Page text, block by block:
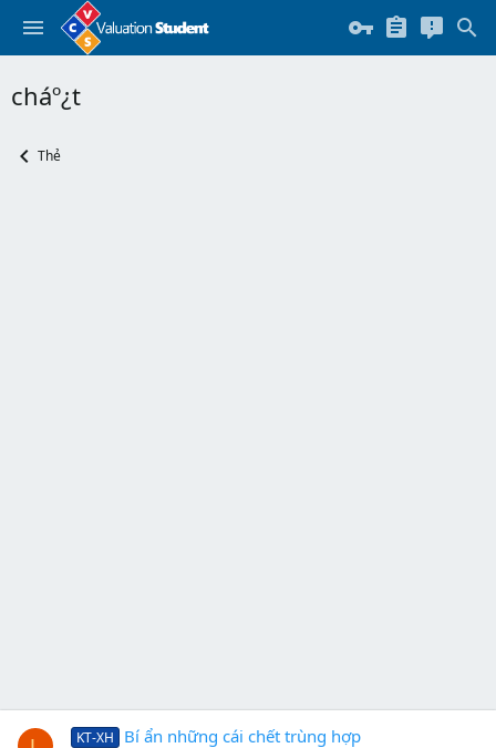
cháº¿t
Thẻ
KT-XH Bí ẩn những cái chết trùng hợp